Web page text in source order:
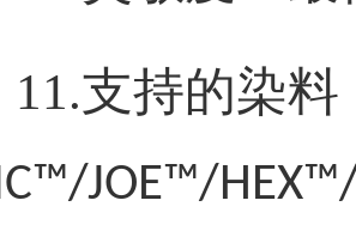
支持的染料
JOE™/